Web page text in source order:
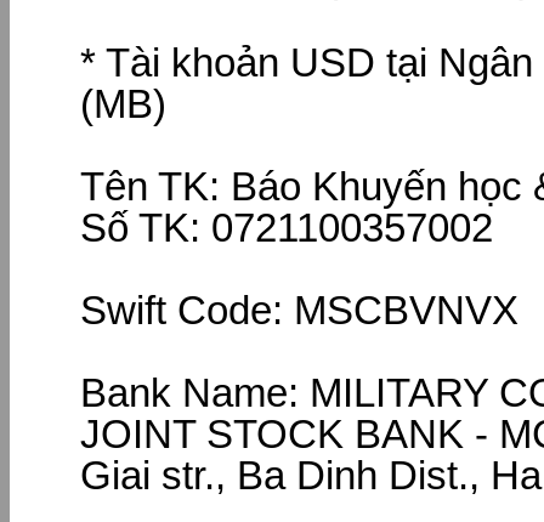
* Tài khoản USD tại
(MB)
Tên TK: Báo Khuyến học
Số TK: 0721100357002
Swift Code: MSCBVNVX
Bank Name: MILITARY
JOINT STOCK BANK -
Giai str., Ba Dinh Dist.,